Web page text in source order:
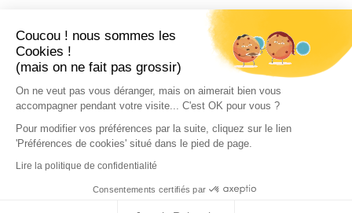
Coucou ! nous sommes les
Cookies !
(mais on ne fait pas grossir)
On ne veut pas vous déranger, mais on aimerait bien vous
accompagner pendant votre visite... C'est OK pour vous ?
Pour modifier vos préférences par la suite, cliquez sur le lien
'Préférences de cookies' situé dans le pied de page.
Lire la politique de confidentialité
Consentements certifiés par